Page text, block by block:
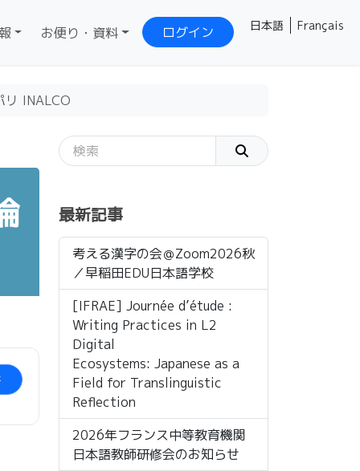
お便り・資料 ログイン Français
日本語
リ INALCO
最新記事
考える漢字の会＠Zoom2026秋
／早稲田EDU日本語学校
[IFRAE] Journée d’étude :
Writing Practices in L2
Digital
Ecosystems: Japanese as a
Field for Translinguistic
Reflection
2026年フランス中等教育機関
日本語教師研修会のお知らせ